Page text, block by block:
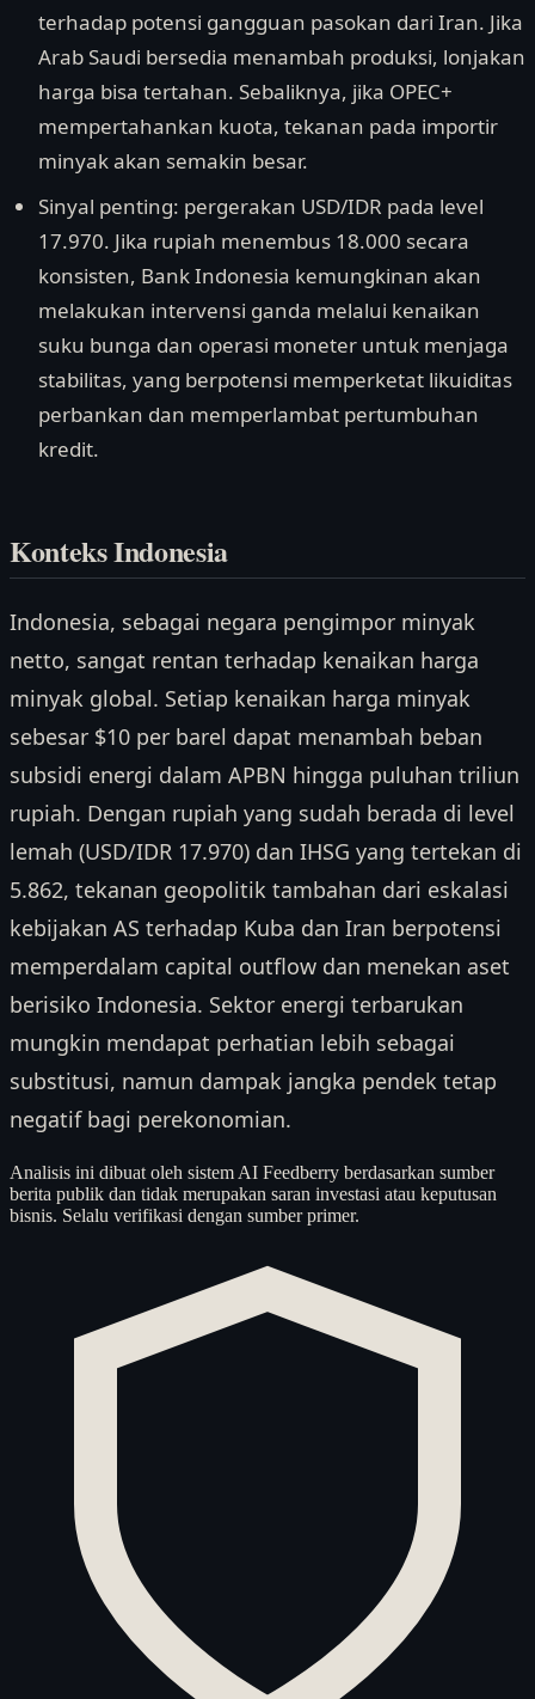
terhadap potensi gangguan pasokan dari Iran. Jika
Arab Saudi bersedia menambah produksi, lonjakan
harga bisa tertahan. Sebaliknya, jika OPEC+
mempertahankan kuota, tekanan pada importir
minyak akan semakin besar.
Sinyal penting: pergerakan USD/IDR pada level
17.970. Jika rupiah menembus 18.000 secara
konsisten, Bank Indonesia kemungkinan akan
melakukan intervensi ganda melalui kenaikan
suku bunga dan operasi moneter untuk menjaga
stabilitas, yang berpotensi memperketat likuiditas
perbankan dan memperlambat pertumbuhan
kredit.
Konteks Indonesia
Indonesia, sebagai negara pengimpor minyak
netto, sangat rentan terhadap kenaikan harga
minyak global. Setiap kenaikan harga minyak
sebesar $10 per barel dapat menambah beban
subsidi energi dalam APBN hingga puluhan triliun
rupiah. Dengan rupiah yang sudah berada di level
lemah (USD/IDR 17.970) dan IHSG yang tertekan di
5.862, tekanan geopolitik tambahan dari eskalasi
kebijakan AS terhadap Kuba dan Iran berpotensi
memperdalam capital outflow dan menekan aset
berisiko Indonesia. Sektor energi terbarukan
mungkin mendapat perhatian lebih sebagai
substitusi, namun dampak jangka pendek tetap
negatif bagi perekonomian.
Analisis ini dibuat oleh sistem AI Feedberry berdasarkan sumber
berita publik dan tidak merupakan saran investasi atau keputusan
bisnis. Selalu verifikasi dengan sumber primer.